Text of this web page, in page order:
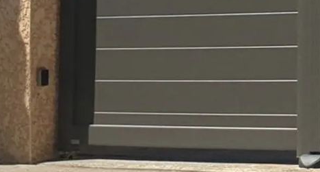
de spot
Habillage de façade
Habillage de poubelle
végétalisable
les collections
Archy
Cosy
Trady
Fresk
Bois